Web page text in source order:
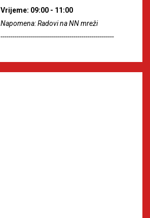
Vrijeme: 09:00 - 11:00
Napomena: Radovi na NN mreži
--------------------------------------------------------